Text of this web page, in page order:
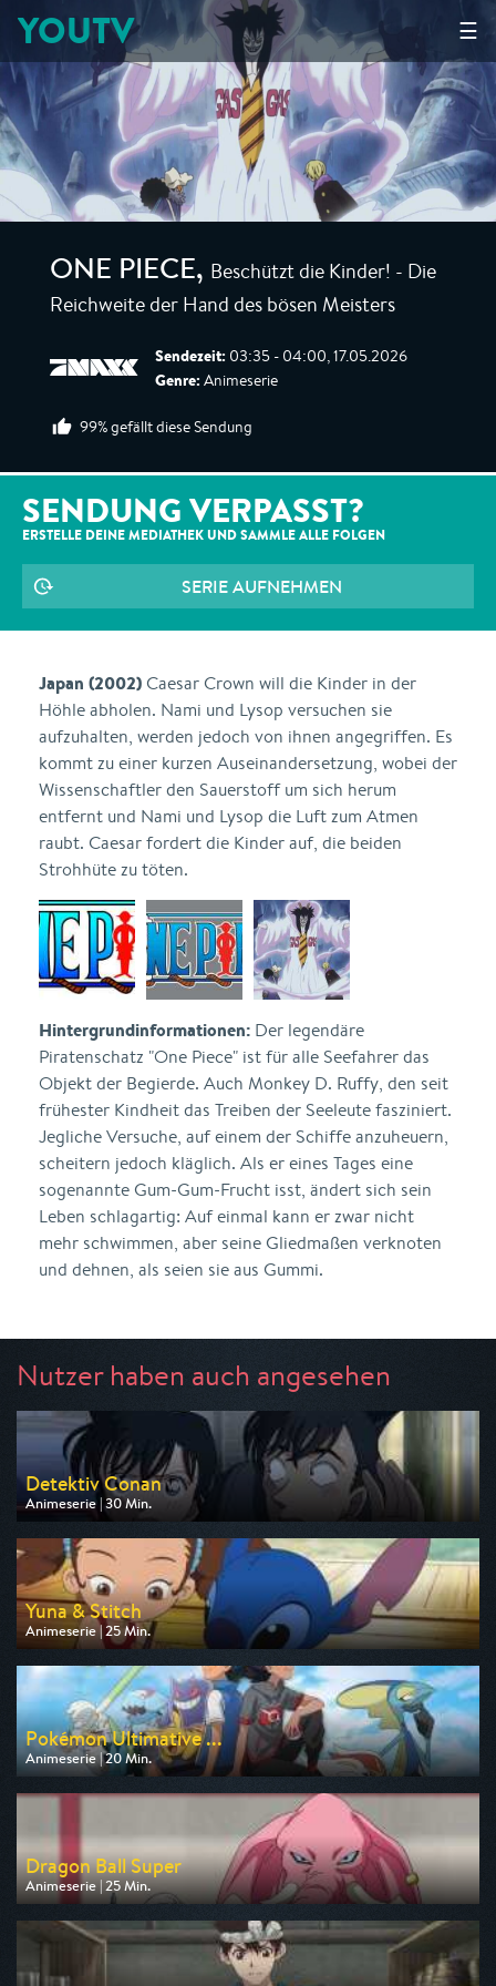
☰
YOUTV
ONE PIECE, Beschützt die Kinder! - Die
Reichweite der Hand des bösen Meisters
Sendezeit: 03:35 - 04:00, 17.05.2026
Genre: Animeserie
99% gefällt diese Sendung
SENDUNG VERPASST?
ERSTELLE DEINE MEDIATHEK UND SAMMLE ALLE FOLGEN
SERIE AUFNEHMEN
Japan (2002)Caesar Crown will die Kinder in der
Höhle abholen. Nami und Lysop versuchen sie
aufzuhalten, werden jedoch von ihnen angegriffen. Es
kommt zu einer kurzen Auseinandersetzung, wobei der
Wissenschaftler den Sauerstoff um sich herum
entfernt und Nami und Lysop die Luft zum Atmen
raubt. Caesar fordert die Kinder auf, die beiden
Strohhüte zu töten.
Hintergrundinformationen: Der legendäre
Piratenschatz "One Piece" ist für alle Seefahrer das
Objekt der Begierde. Auch Monkey D. Ruffy, den seit
frühester Kindheit das Treiben der Seeleute fasziniert.
Jegliche Versuche, auf einem der Schiffe anzuheuern,
scheitern jedoch kläglich. Als er eines Tages eine
sogenannte Gum-Gum-Frucht isst, ändert sich sein
Leben schlagartig: Auf einmal kann er zwar nicht
mehr schwimmen, aber seine Gliedmaßen verknoten
und dehnen, als seien sie aus Gummi.
Nutzer haben auch angesehen
Detektiv Conan
Animeserie | 30 Min.
Ausgestrahlt von Pro 7 Maxx
am 10.08.2026, 17:35
Yuna & Stitch
Animeserie | 25 Min.
Ausgestrahlt von Disney Channel
am 10.08.2026, 16:20
Pokémon Ultimative ...
Animeserie | 20 Min.
Ausgestrahlt von Toggo Plus
am 09.08.2026, 21:15
Dragon Ball Super
Animeserie | 25 Min.
Ausgestrahlt von Pro 7 Maxx
am 10.08.2026, 17:10